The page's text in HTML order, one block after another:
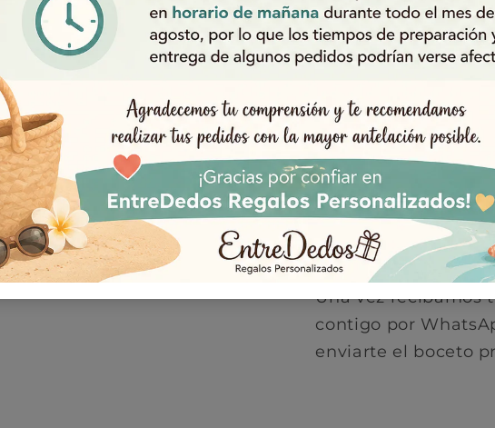
Material: 100%
Corte: Manga corta,
Rellena la casilla
Nombres
Adjunta tus
Color disponible:
Una vez recibamos
contigo por
enviarte el boceto